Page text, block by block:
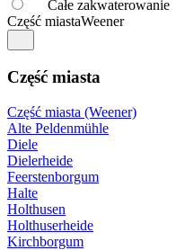
Całe zakwaterowanie
Część miastaWeener
Część miasta
Część miasta (Weener)
Alte Peldenmühle
Diele
Dielerheide
Feerstenborgum
Halte
Holthusen
Holthuserheide
Kirchborgum